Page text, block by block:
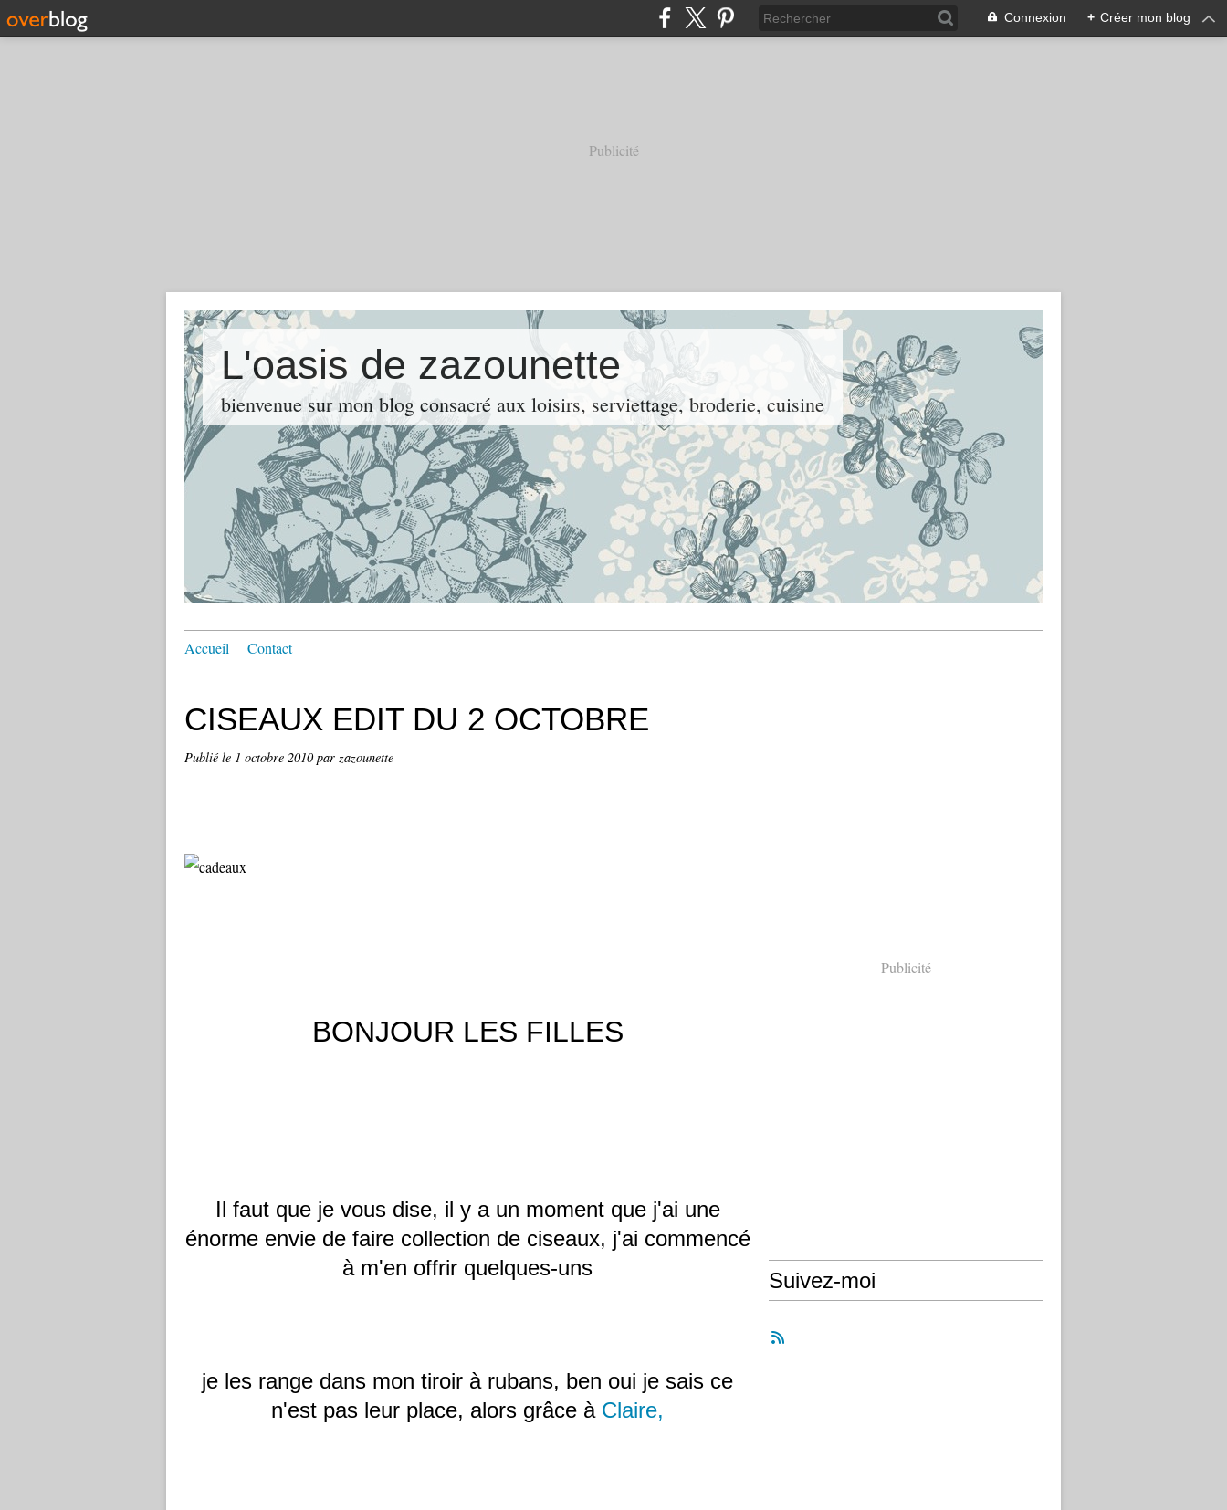
Connexion + Créer mon blog
Publicité
L'oasis de zazounette
bienvenue sur mon blog consacré aux loisirs, serviettage, broderie, cuisine
Accueil Contact
CISEAUX EDIT DU 2 OCTOBRE
Publié le 1 octobre 2010par zazounette
BONJOUR LES FILLES
Il faut que je vous dise, il y a un moment que j'ai une
énorme envie de faire collection de ciseaux, j'ai commencé
à m'en offrir quelques-uns
je les range dans mon tiroir à rubans, ben oui je sais ce
n'est pas leur place, alors grâce à Claire,
Publicité
Suivez-moi